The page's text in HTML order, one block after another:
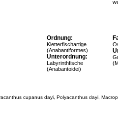
Ordnung:
Kletterfischartige
(Anabantiformes)
Unterordnung:
Labyrinthfische
(Anabantoidei)
cupanus dayi, Polyacanthus dayi,